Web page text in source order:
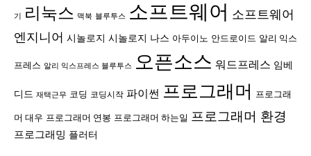
기 리눅스 맥북 블루투스 소프트웨어 소프트웨어
엔지니어 시놀로지 시놀로지 나스 아두이노 안드로이드 알리 익스
프레스 알리 익스프레스 블루투스 오픈소스 워드프레스 임베
디드 재택근무 코딩 코딩시작 파이썬 프로그래머 프로그래
머 대우 프로그래머 연봉 프로그래머 하는일 프로그래머 환경
프로그래밍 플러터